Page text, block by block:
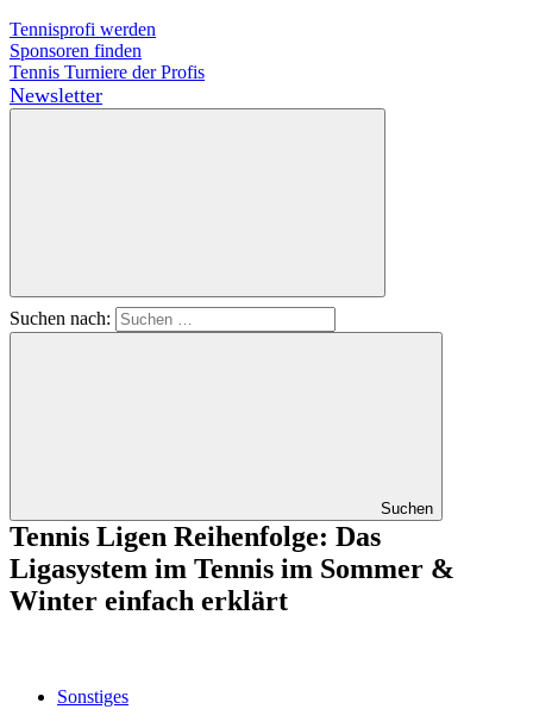
Tennisprofi werden
Sponsoren finden
Tennis Turniere der Profis
Newsletter
Suchen nach:
Suchen
Tennis Ligen Reihenfolge: Das
Ligasystem im Tennis im Sommer &
Winter einfach erklärt
Sonstiges